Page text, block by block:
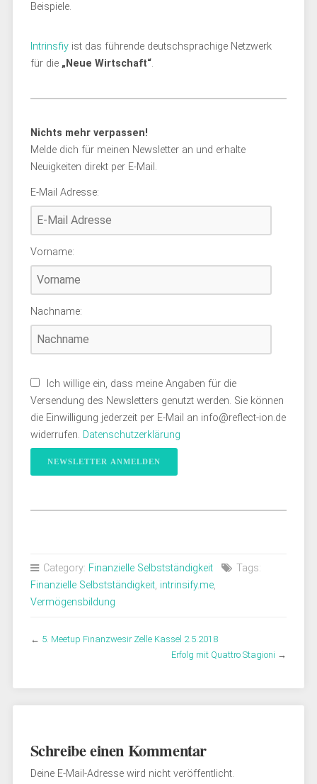
Beispiele.
Intrinsfiyist das führende deutschsprachige Netzwerk
für die „Neue Wirtschaft“.
Nichts mehr verpassen!
Melde dich für meinen Newsletter an und erhalte
Neuigkeiten direkt per E-Mail.
E-Mail Adresse:
Vorname:
Nachname:
Ich willige ein, dass meine Angaben für die
Versendung des Newsletters genutzt werden. Sie können
die Einwilligung jederzeit per E-Mail an info@reflect-ion.de
widerrufen. Datenschutzerklärung
Category: Finanzielle Selbstständigkeit
Tags:
Finanzielle Selbstständigkeit, intrinsify.me,
Vermögensbildung
← 5. Meetup Finanzwesir Zelle Kassel 2.5.2018
Erfolg mit Quattro Stagioni →
Schreibe einen Kommentar
Deine E-Mail-Adresse wird nicht veröffentlicht.